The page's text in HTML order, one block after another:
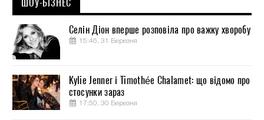
ШОУ-БІЗНЕС
Селін Діон вперше розповіла про важку хворобу
15:46, 31 Березня
Kylie Jenner і Timothée Chalamet: що відомо про
стосунки зараз
17:50, 30 Березня